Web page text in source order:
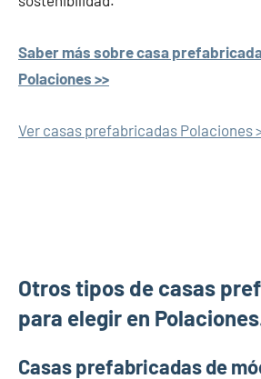
Saber más sobre casa
Polaciones >>
Ver casas prefabricadas Polaciones
Otros tipos de casas
para elegir en
Casas prefabricadas de